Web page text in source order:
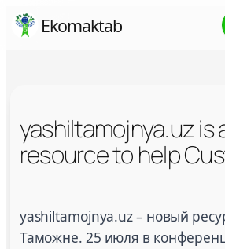
Skip Ekomaktab
yashiltamojnya.uz is
resource to help
yashiltamojnya.uz – новый
Таможне. 25 июля в